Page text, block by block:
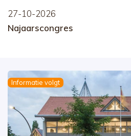
27-10-2026
Najaarscongres
Informatie volgt